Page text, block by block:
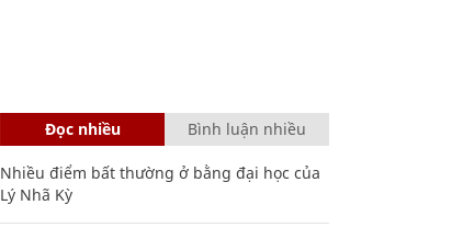
Đọc nhiều Bình luận nhiều
Nhiều điểm bất thường ở bằng đại học của
Lý Nhã Kỳ